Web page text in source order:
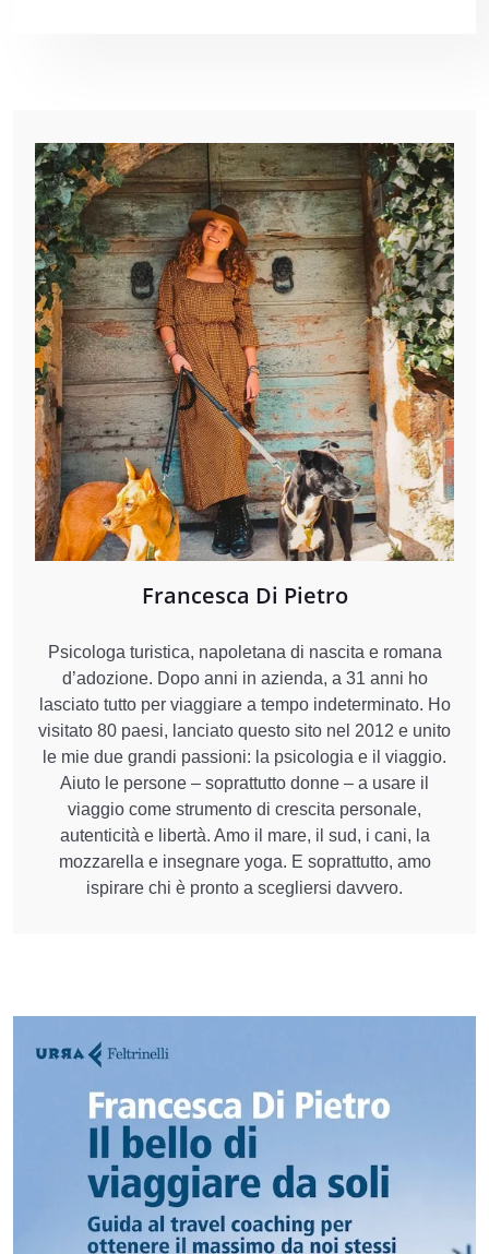
Francesca Di Pietro
Psicologa turistica, napoletana di nascita e romana
d’adozione. Dopo anni in azienda, a 31 anni ho
lasciato tutto per viaggiare a tempo indeterminato. Ho
visitato 80 paesi, lanciato questo sito nel 2012 e unito
le mie due grandi passioni: la psicologia e il viaggio.
Aiuto le persone – soprattutto donne – a usare il
viaggio come strumento di crescita personale,
autenticità e libertà. Amo il mare, il sud, i cani, la
mozzarella e insegnare yoga. E soprattutto, amo
ispirare chi è pronto a scegliersi davvero.